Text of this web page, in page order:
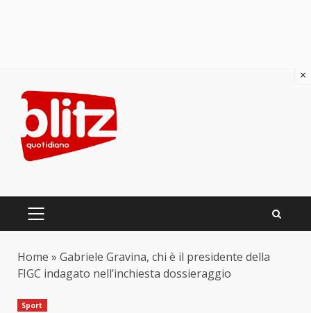
content
PRIMARY
Home » Gabriele Gravina, chi è il presidente della
FIGC indagato nell’inchiesta dossieraggio
Sport
×